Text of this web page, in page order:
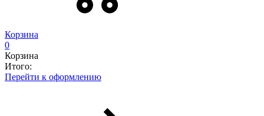
Корзина
0
Корзина
Итого:
Перейти к оформлению